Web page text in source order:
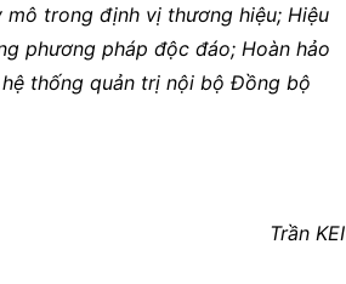
mô trong định vị thương hiệu; Hiệu
phương pháp độc đáo; Hoàn hảo
thống quản trị nội bộ Đồng bộ
Trần KEI